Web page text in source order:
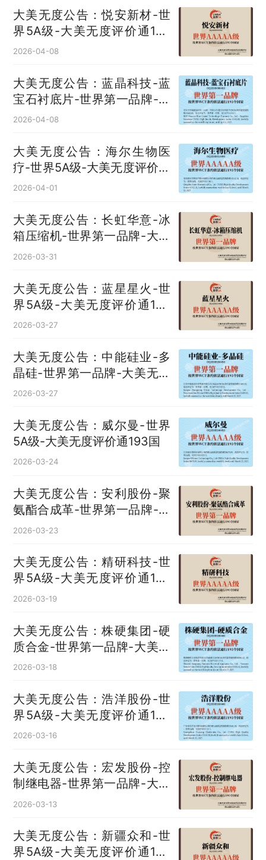
大美无度公告：悦安新材-世
界5A级-大美无度评价通193
国
2026-04-08
大美无度公告：蓝晶科技-蓝
宝石衬底片‌-世界第一品牌-大
美无度评价通193国
2026-04-08
大美无度公告：海尔生物医
疗-世界5A级-大美无度评价通
193国
2026-04-01
大美无度公告：长虹华意-冰
箱压缩机‌-世界第一品牌-大美
无度评价通193国
2026-03-31
大美无度公告：蓝星星火-世
界5A级-大美无度评价通193
国
2026-03-27
大美无度公告：中能硅业-多
晶硅‌-世界第一品牌-大美无度
评价通193国
2026-03-27
大美无度公告：威尔曼-世界
5A级-大美无度评价通193国
2026-03-24
大美无度公告：安利股份-聚
氨酯合成革‌-世界第一品牌-大
美无度评价通193国
2026-03-23
大美无度公告：精研科技-世
界5A级-大美无度评价通193
国
2026-03-19
大美无度公告：株硬集团-硬
质合金‌-世界第一品牌-大美无
度评价通193国
2026-03-18
大美无度公告：浩洋股份-世
界5A级-大美无度评价通193
国
2026-03-16
大美无度公告：宏发股份-控
制继电器‌-世界第一品牌-大美
无度评价通193国
2026-03-13
大美无度公告：新疆众和-世
界5A级-大美无度评价通193